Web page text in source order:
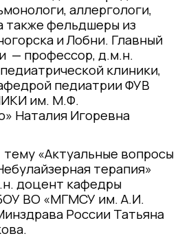
аллергологи,
также фельдшеры из
и Лобни. Главный
— профессор, д.м.н.
клиники,
педиатрии ФУВ
им. М.Ф.
Наталия Игоревна
«Актуальные вопросы
терапия»
доцент кафедры
ВО «МГМСУ им. А.И.
России Татьяна